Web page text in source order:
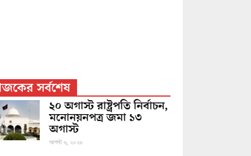
সর্বশেষ
২০ অগাস্ট রাষ্ট্রপতি নির্বাচন,
মনোনয়নপত্র জমা ১৩
অগাস্ট
আগস্ট ৬, ২০২৬